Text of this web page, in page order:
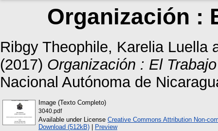
Organización :
Ribgy Theophile, Karelia Luella
(2017) Organización : El
Nacional Autónoma de
Image (Texto Completo)
3040.pdf
Available under License Creative Commons Attribution Non-
Download (512kB) | Preview